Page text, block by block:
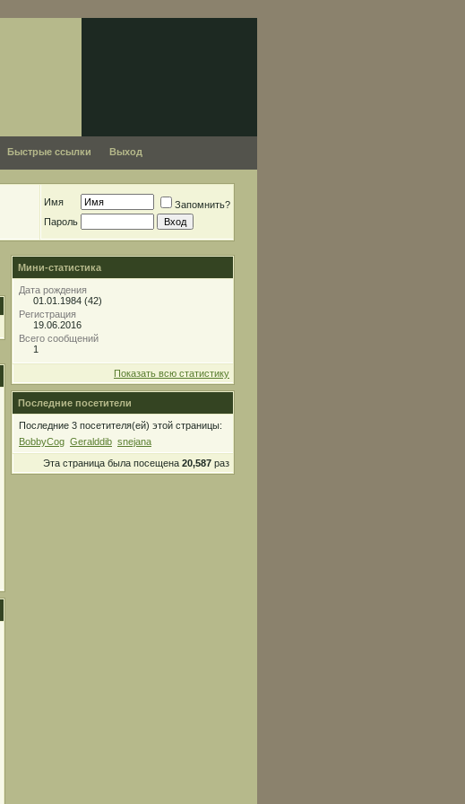
Быстрые ссылки Выход
Имя
Запомнить?
Пароль
Мини-статистика
Дата рождения
01.01.1984 (42)
Регистрация
19.06.2016
Всего сообщений
1
Показать всю статистику
Последние посетители
Последние 3 посетителя(ей) этой страницы:
BobbyCog Geralddib snejana
Эта страница была посещена 20,587 раз